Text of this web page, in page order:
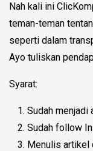
Nah kali ini
teman-teman
seperti dalam
Ayo tuliskan
Syarat:
Sudah menjadi
Sudah follow
Menulis artikel